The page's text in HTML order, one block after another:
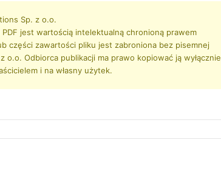
Sp. z o.o.
jest wartością intelektualną chronioną prawem
części zawartości pliku jest zabroniona bez pisemnej
o.o. Odbiorca publikacji ma prawo kopiować ją wyłącznie
i na własny użytek.